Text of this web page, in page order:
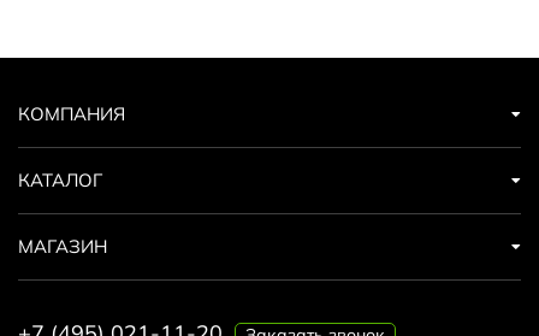
КОМПАНИЯ
КАТАЛОГ
МАГАЗИН